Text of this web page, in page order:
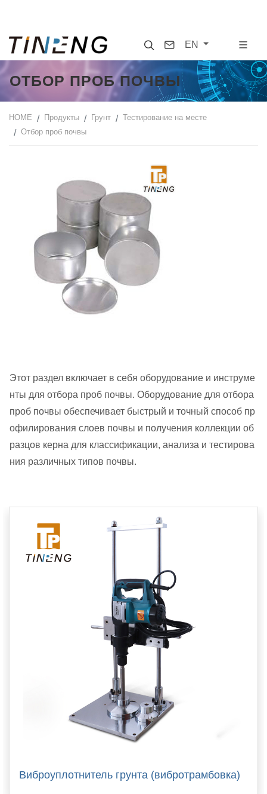
SearchContact
EN
ОТБОР ПРОБ ПОЧВЫ
HOME Продукты Грунт
Тестирование на месте
Отбор проб почвы
Этот раздел включает в себя оборудование и инструме
нты для отбора проб почвы. Оборудование для отбора
проб почвы обеспечивает быстрый и точный способ пр
офилирования слоев почвы и получения коллекции об
разцов керна для классификации, анализа и тестирова
ния различных типов почвы.
Виброуплотнитель грунта (вибротрамбовка)